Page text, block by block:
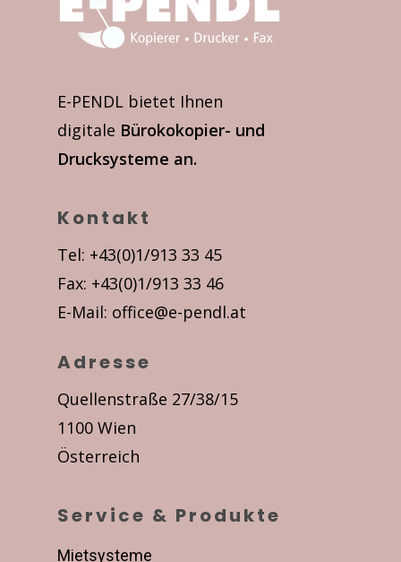
E-PENDL bietet Ihnen
digitale Bürokokopier- und
Drucksysteme an.
Kontakt
Tel: +43(0)1/913 33 45
Fax: +43(0)1/913 33 46
E-Mail: office@e-pendl.at
Adresse
Quellenstraße 27/38/15
1100 Wien
Österreich
Service & Produkte
Mietsysteme